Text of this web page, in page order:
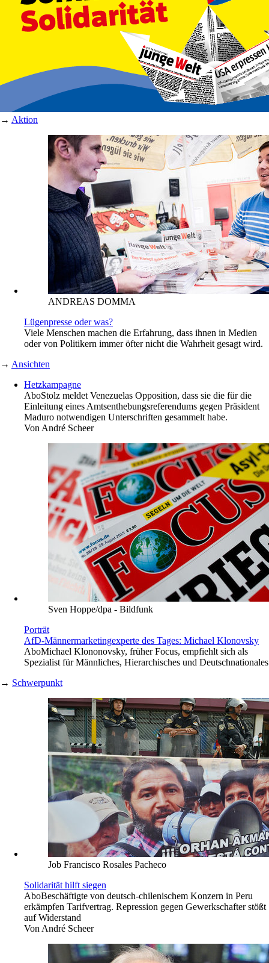
→ Aktion
ANDREAS DOMMA
Lügenpresse oder was?
Viele Menschen machen die Erfahrung, dass ihnen in Medien
oder von Politikern immer öfter nicht die Wahrheit gesagt wird.
→ Ansichten
Hetzkampagne
AboStolz meldet Venezuelas Opposition, dass sie die für die
Einleitung eines Amtsenthebungsreferendums gegen Präsident
Maduro notwendigen Unterschriften gesammelt habe.
Von André Scheer
Sven Hoppe/dpa - Bildfunk
Porträt
AfD-Männermarketingexperte des Tages: Michael Klonovsky
AboMichael Klononovsky, früher Focus, empfiehlt sich als
Spezialist für Männliches, Hierarchisches und Deutschnationales
→ Schwerpunkt
Job Francisco Rosales Pacheco
Solidarität hilft siegen
AboBeschäftigte von deutsch-chilenischem Konzern in Peru
erkämpfen Tarifvertrag. Repression gegen Gewerkschafter stößt
auf Widerstand
Von André Scheer